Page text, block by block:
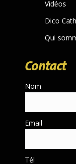
Vidéos
Dico
Qui
Contact
Nom
Email
Tél